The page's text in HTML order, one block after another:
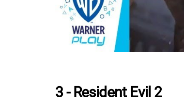
3 - Resident Evil 2